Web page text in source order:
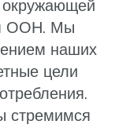
окружающей
ООН. Мы
наших
цели
стремимся